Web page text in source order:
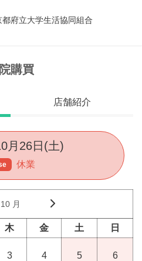
府立大学生活協同組合
購買
店舗紹介
月26日(土)
休業
10 月
木 金 土 日
3 4 5 6